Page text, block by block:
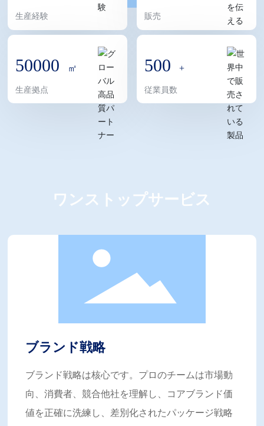
ブ首長国連邦、ベトナムなどの市場をカバーしています。
Shuofengグループは、食品・飲料、美容・パーソナルケ
ア、3Cエレクトロニクス、医療・健康、ライトラグジュア
リーギフトなどの業界向けに高級カスタマイズ包装ソリュ
ーションを提供することに注力しています。事業はブティ
ックボックス、カラーボックス、レザーボックス、木製ボ
ックス、本、ハンドバッグ、ラベルなど多様な製品ライン
ザイン、インテリジェント印刷技術、包括的なソリューシ
将来的にShuofengは包装業界の深耕を続け、国際的視野と
先進技術をもって包装業界のアップグレードと変革を推進
し、世界中の顧客により大きな商業的および社会的価値を
生産経験 販売
50000 ㎡
生産拠点
500 +
従業員数
ワンストップサービス
ブランド戦略
ブランド戦略は核心です。プロのチームは市場動
向、消費者、競合他社を理解し、コアブランド価
値を正確に洗練し、差別化されたパッケージ戦略